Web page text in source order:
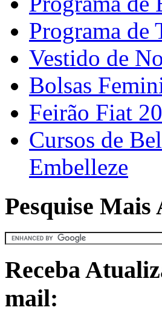
Programa de
Vestido de
Bolsas
Feirão Fiat
Cursos de
Embelleze
Pesquise Mais
Receba
mail: